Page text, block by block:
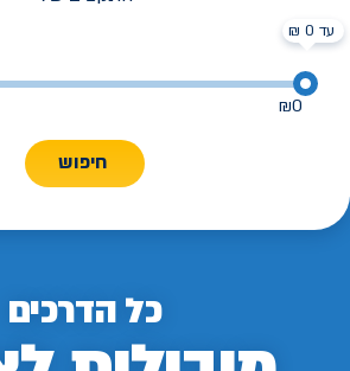
₪0
חיפוש
כל הדרכים
עד 0 ₪